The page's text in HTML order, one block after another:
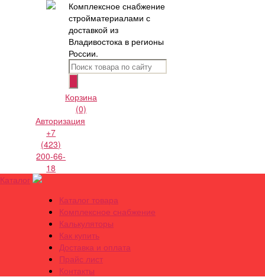
Комплексное снабжение
стройматериалами с
доставкой из
Владивостока в регионы
России.
Корзина
(0)
Авторизация
+7
(423)
200-66-
18
Каталог
Каталог товара
Комплексное снабжение
Калькуляторы
Как купить
Доставка и оплата
Прайс лист
Контакты